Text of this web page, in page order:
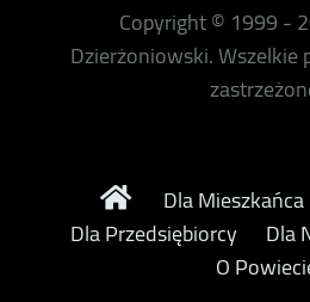
Copyright © 1999 -
Dzierżoniowski. Wszelkie
Dla Mieszkańca
Dla Przedsiębiorcy
Dla
O